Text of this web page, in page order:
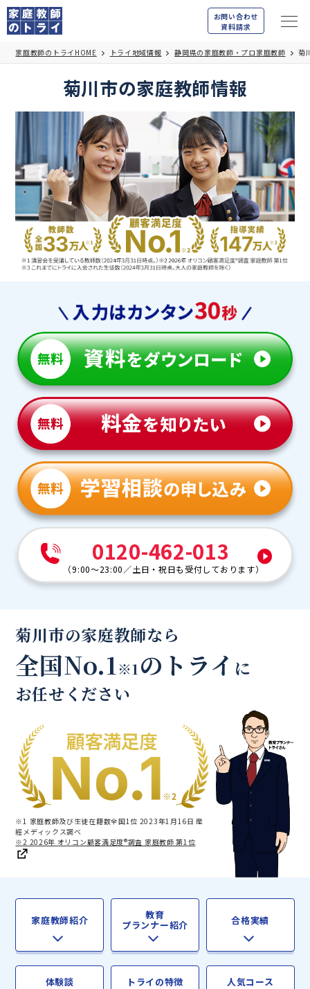
お問い合わせ
資料請求
家庭教師のトライHOME トライ地域情報 静岡県の家庭教師・プロ家庭教師 菊
菊川市の家庭教師情報
0120-462-013
（9:00～23:00／土日・祝日も受付しております）
菊川市の家庭教師なら
全国No.1※1のトライ に
お任せください
※1 家庭教師及び生徒在籍数全国1位 2023年1月16日 産
經メディックス調べ
※2 2026年 オリコン顧客満足度®調査 家庭教師 第1位
家庭教師紹介 教育
プランナー紹介 合格実績
体験談 トライの特徴 人気コース